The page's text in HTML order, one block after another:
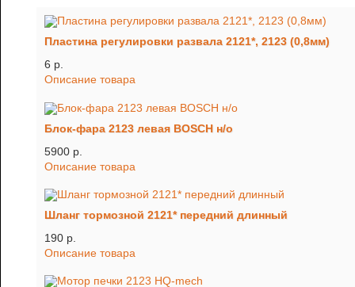
Пластина регулировки развала 2121*, 2123 (0,8мм)
6 p.
Описание товара
Блок-фара 2123 левая BOSCH н/о
5900 p.
Описание товара
Шланг тормозной 2121* передний длинный
190 p.
Описание товара